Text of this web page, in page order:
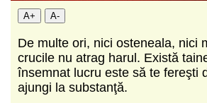
A+ A-
De multe ori, nici osteneala, nici
crucile nu atrag harul. Există
însemnat lucru este să te fereşti
ajungi la substanţă.